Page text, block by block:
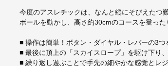
今度のアスレチックは、なんと縦にそびえたつ
ボールを動かし、高さ約30cmのコースを登っ
■ 操作は簡単！ボタン・ダイヤル・レバーの3
■ 最後に頂上の「スカイスロープ」を駆け下り
■ 繰り返し遊ぶことで手先の細やかな感覚とレ